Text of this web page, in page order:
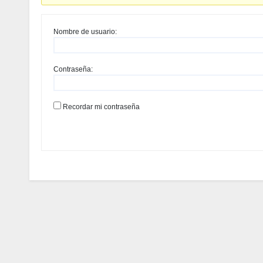
Nombre de usuario:
Contraseña:
Recordar mi contraseña